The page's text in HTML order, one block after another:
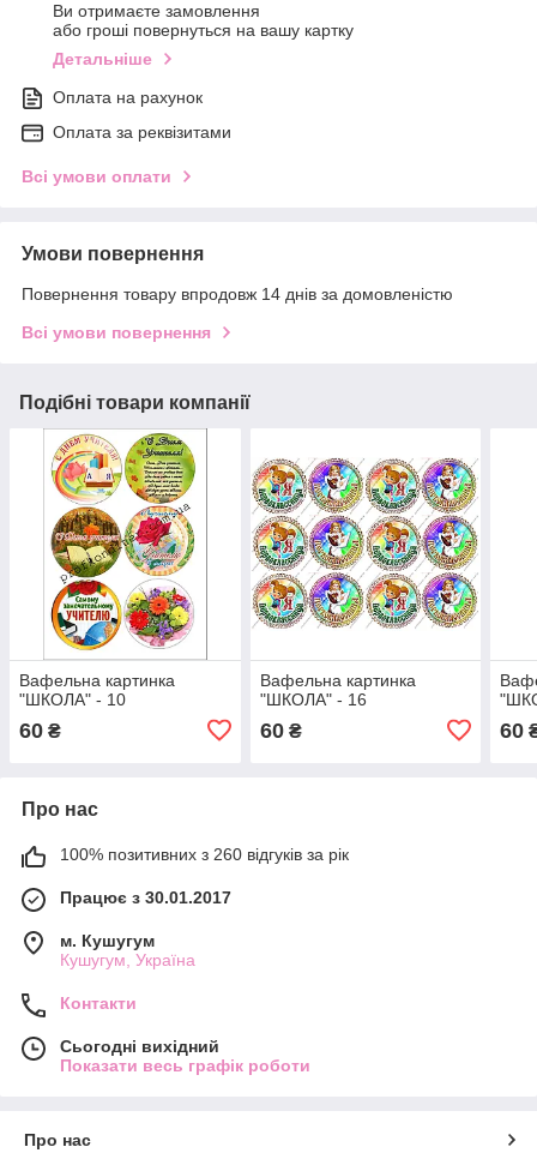
Ви отримаєте замовлення
або гроші повернуться на вашу картку
Детальніше
Оплата на рахунок
Оплата за реквізитами
Всі умови оплати
Умови повернення
Повернення товару впродовж 14 днів за домовленістю
Всі умови повернення
Подібні товари компанії
Вафельна картинка
"ШКОЛА" - 10
60 ₴
Вафельна картинка
"ШКОЛА" - 16
60₴ 60
Про нас
100% позитивних з 260 відгуків за рік
Працює з 30.01.2017
м. Кушугум
Кушугум, Україна
Контакти
Сьогодні вихідний
Показати весь графік роботи
Про нас